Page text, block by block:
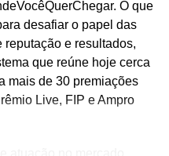
O que
desafiar o papel das
e resultados,
que reúne hoje cerca
mais de 30 premiações
Live, FIP e Ampro